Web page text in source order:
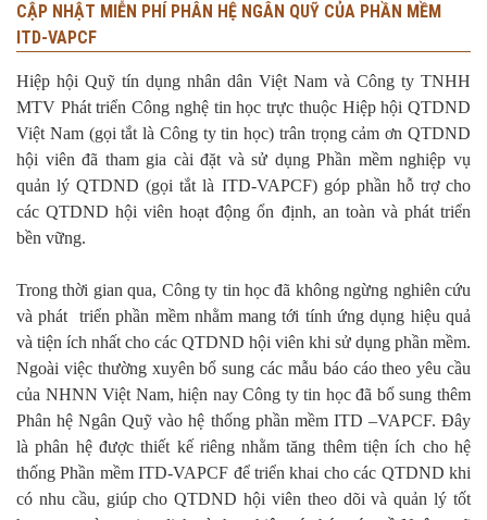
CẬP NHẬT MIỄN PHÍ PHÂN HỆ NGÂN QUỸ CỦA PHẦN MỀM
ITD-VAPCF
Hiệp hội Quỹ tín dụng nhân dân Việt Nam và Công ty TNHH
MTV Phát triển Công nghệ tin học trực thuộc Hiệp hội QTDND
Việt Nam (gọi tắt là Công ty tin học) trân trọng cảm ơn QTDND
hội viên đã tham gia cài đặt và sử dụng Phần mềm nghiệp vụ
quản lý QTDND (gọi tắt là ITD-VAPCF) góp phần hỗ trợ cho
các QTDND hội viên hoạt động ổn định, an toàn và phát triển
bền vững.
Trong thời gian qua, Công ty tin học đã không ngừng nghiên cứu
và phát triển phần mềm nhằm mang tới tính ứng dụng hiệu quả
và tiện ích nhất cho các QTDND hội viên khi sử dụng phần mềm.
Ngoài việc thường xuyên bổ sung các mẫu báo cáo theo yêu cầu
của NHNN Việt Nam, hiện nay Công ty tin học đã bổ sung thêm
Phân hệ Ngân Quỹ vào hệ thống phần mềm ITD –VAPCF. Đây
là phân hệ được thiết kế riêng nhằm tăng thêm tiện ích cho hệ
thống Phần mềm ITD-VAPCF để triển khai cho các QTDND khi
có nhu cầu, giúp cho QTDND hội viên theo dõi và quản lý tốt